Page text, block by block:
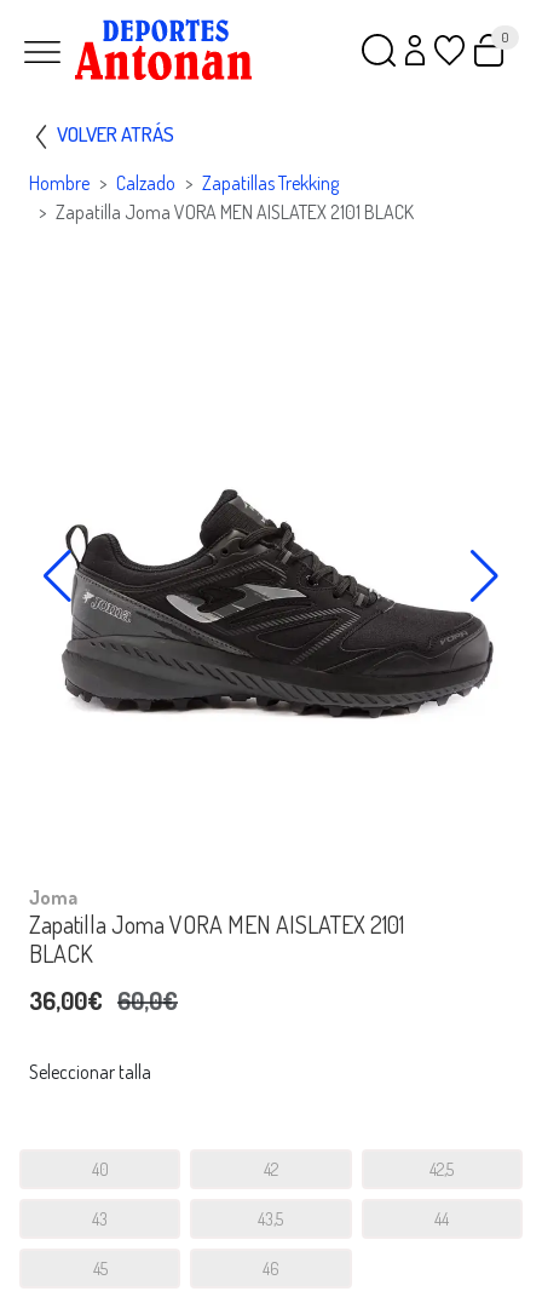
0
VOLVER ATRÁS
Hombre Calzado
Zapatillas Trekking
Zapatilla Joma VORA MEN AISLATEX 2101 BLACK
Joma
Zapatilla Joma VORA MEN AISLATEX 2101
BLACK
36,00€ 60,0€
Seleccionar talla
40 42 42,5
43 43,5 44
45 46